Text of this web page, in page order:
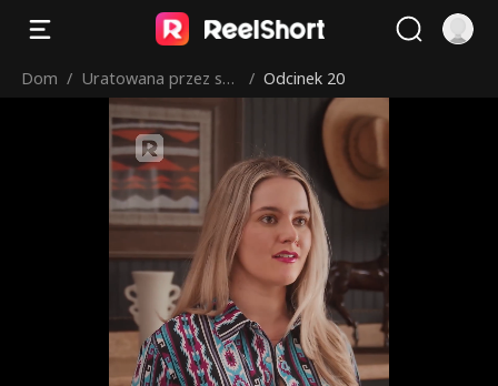
Dom / Uratowana przez sek
sownego farmera
/ Odcinek 20